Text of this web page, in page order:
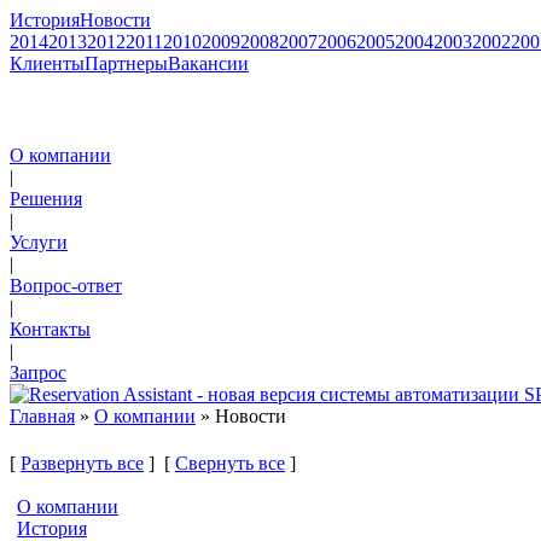
ИсторияНовости
2014201320122011 201020092008200720062005200420032002
КлиентыПартнерыВакансии
О компании
|
Решения
|
Услуги
|
Вопрос-ответ
|
Контакты
|
Запрос
Главная » О компании » Новости
[ Развернуть все ] [ Свернуть все ]
О компании
История